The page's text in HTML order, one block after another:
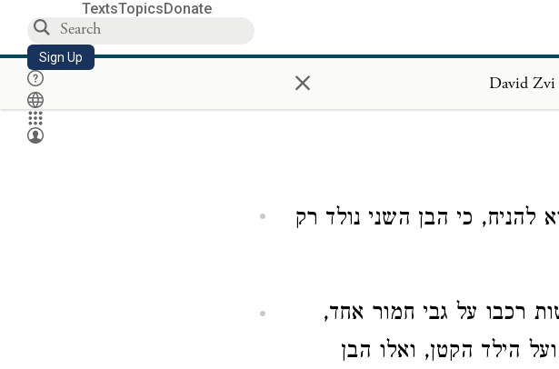
TextsTopicsDonate
Sign Up × David Zvi
להניח, כי הבן השני נולד רק
רכבו על גבי חמור אחד,
הילד הקטן, ואלו הבן